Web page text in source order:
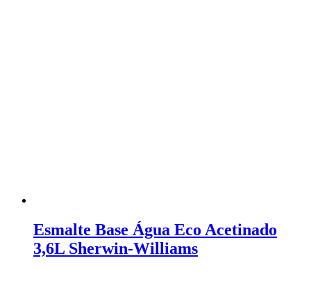
Esmalte Base Água Eco Acetinado
3,6L Sherwin-Williams